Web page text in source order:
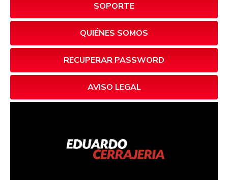
SOPORTE
QUIÉNES SOMOS
RECUPERAR PASSWORD
AVISO LEGAL